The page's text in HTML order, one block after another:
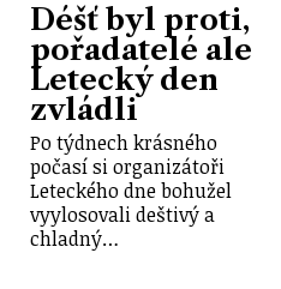
Déšť byl proti,
pořadatelé ale
Letecký den
zvládli
Po týdnech krásného
počasí si organizátoři
Leteckého dne bohužel
vyylosovali deštivý a
chladný…